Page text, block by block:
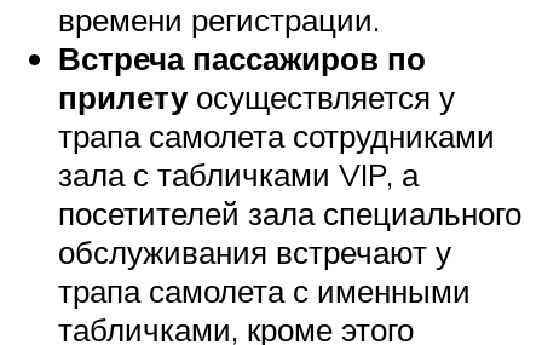
времени регистрации.
Встреча пассажиров по
прилетуосуществляется у
трапа самолета сотрудниками
зала с табличками VIP, а
посетителей зала специального
обслуживания встречают у
трапа самолета с именными
табличками, кроме этого